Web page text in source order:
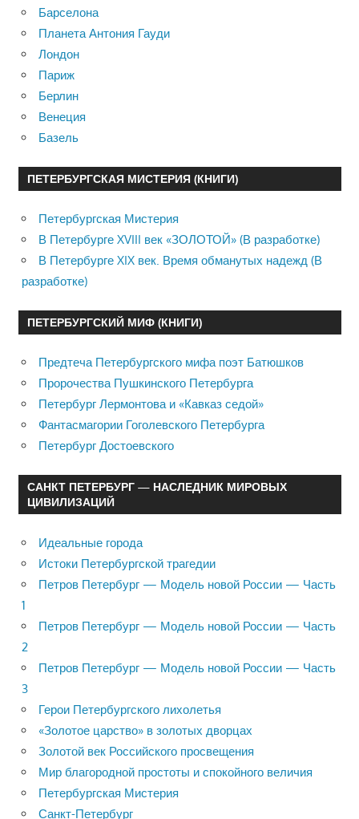
Барселона
Планета Антония Гауди
Лондон
Париж
Берлин
Венеция
Базель
ПЕТЕРБУРГСКАЯ МИСТЕРИЯ (КНИГИ)
Петербургская Мистерия
В Петербурге XVIII век «ЗОЛОТОЙ» (В разработке)
В Петербурге XIX век. Время обманутых надежд (В
разработке)
ПЕТЕРБУРГСКИЙ МИФ (КНИГИ)
Предтеча Петербургского мифа поэт Батюшков
Пророчества Пушкинского Петербурга
Петербург Лермонтова и «Кавказ седой»
Фантасмагории Гоголевского Петербурга
Петербург Достоевского
САНКТ ПЕТЕРБУРГ — НАСЛЕДНИК МИРОВЫХ
ЦИВИЛИЗАЦИЙ
Идеальные города
Истоки Петербургской трагедии
Петров Петербург — Модель новой России — Часть
1
Петров Петербург — Модель новой России — Часть
2
Петров Петербург — Модель новой России — Часть
3
Герои Петербургского лихолетья
«Золотое царство» в золотых дворцах
Золотой век Российского просвещения
Мир благородной простоты и спокойного величия
Петербургская Мистерия
Санкт-Петербург